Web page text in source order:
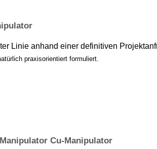
Linie anhand einer definitiven
praxisorientiert formuliert.
Cu-Manipulator